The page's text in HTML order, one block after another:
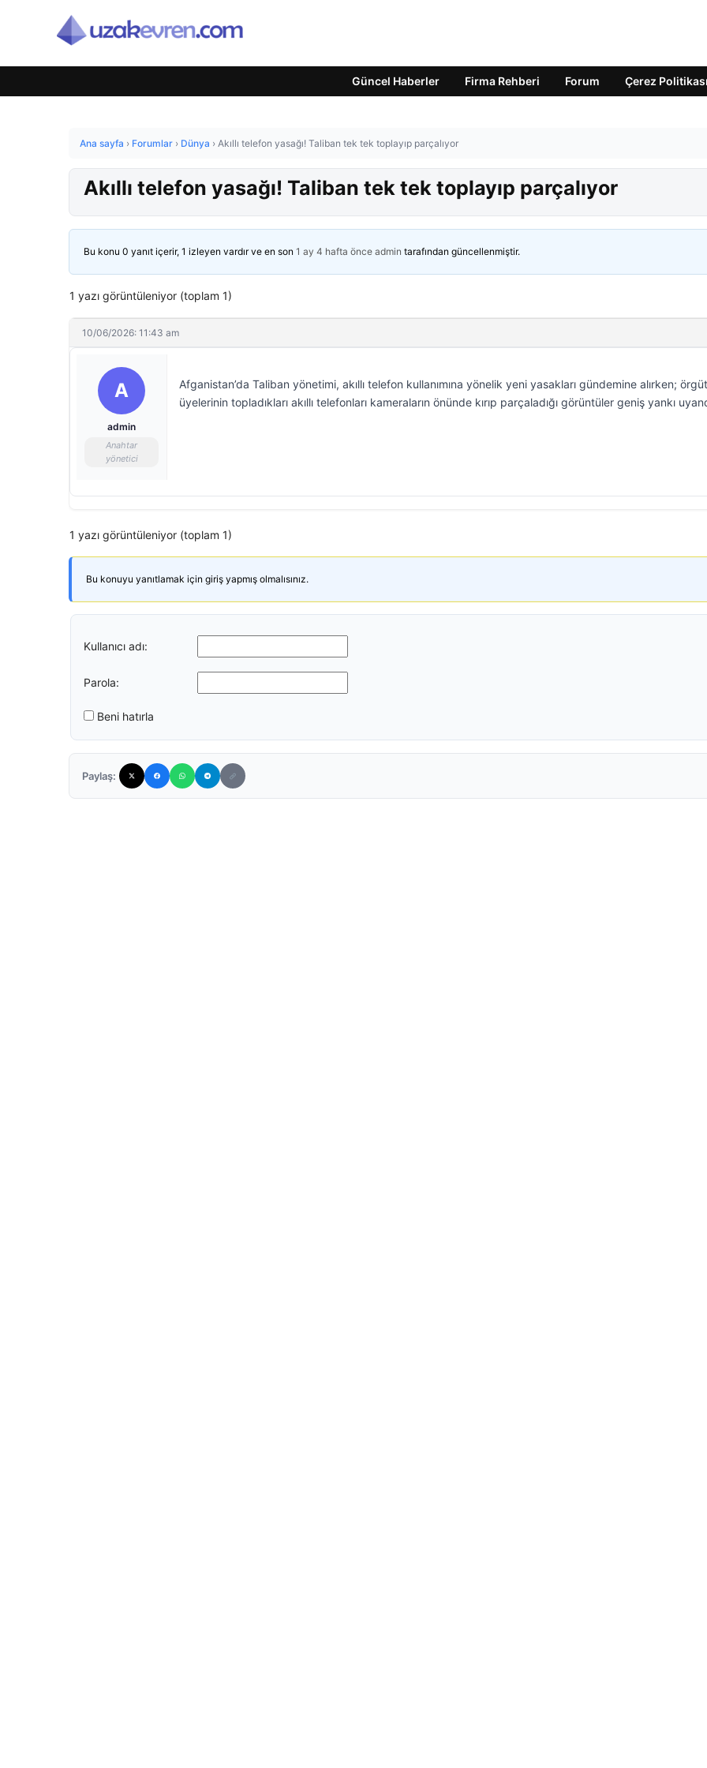
Güncel Haberler Firma Rehberi Forum Çerez Politikası
Ana sayfa › Forumlar › Dünya › Akıllı telefon yasağı! Taliban tek tek toplayıp parçalıyor
Akıllı telefon yasağı! Taliban tek tek toplayıp parçalıyor
Bu konu 0 yanıt içerir, 1 izleyen vardır ve en son 1 ay 4 hafta önce admin tarafından güncellenmiştir.
1 yazı görüntüleniyor (toplam 1)
10/06/2026: 11:43 am
A
admin
Anahtar
yönetici
Afganistan’da Taliban yönetimi, akıllı telefon kullanımına yönelik yeni yasakları gündemine alırken; örgüt
üyelerinin topladıkları akıllı telefonları kameraların önünde kırıp parçaladığı görüntüler geniş yankı
1 yazı görüntüleniyor (toplam 1)
Bu konuyu yanıtlamak için giriş yapmış olmalısınız.
Kullanıcı adı:
Parola:
Beni hatırla
Paylaş: